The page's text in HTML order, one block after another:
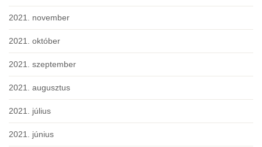
2021. november
2021. október
2021. szeptember
2021. augusztus
2021. július
2021. június